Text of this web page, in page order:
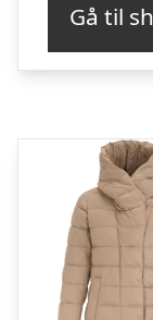
kr.
Gå til